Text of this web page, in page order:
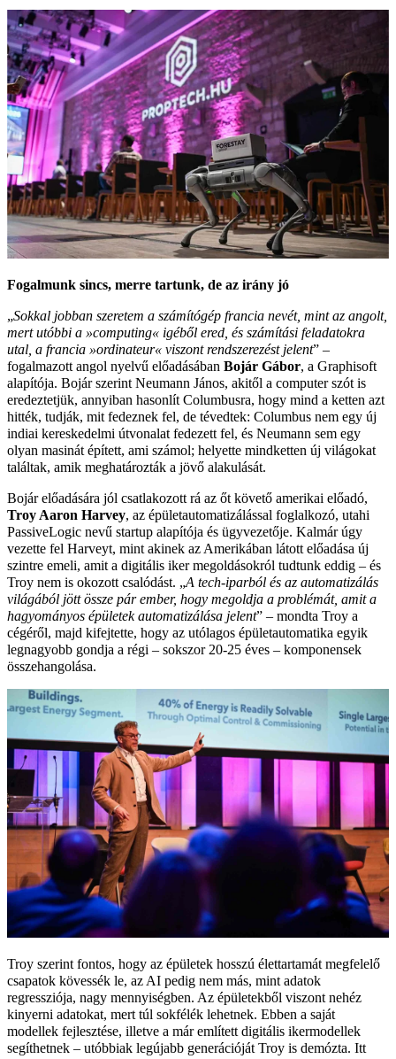
Fogalmunk sincs, merre tartunk, de az irány jó
„Sokkal jobban szeretem a számítógép francia nevét, mint az angolt,
mert utóbbi a »computing« igéből ered, és számítási feladatokra
utal, a francia »ordinateur« viszont rendszerezést jelent” –
fogalmazott angol nyelvű előadásában Bojár Gábor, a Graphisoft
alapítója. Bojár szerint Neumann János, akitől a computer szót is
eredeztetjük, annyiban hasonlít Columbusra, hogy mind a ketten azt
hitték, tudják, mit fedeznek fel, de tévedtek: Columbus nem egy új
indiai kereskedelmi útvonalat fedezett fel, és Neumann sem egy
olyan masinát épített, ami számol; helyette mindketten új világokat
találtak, amik meghatározták a jövő alakulását.
Bojár előadására jól csatlakozott rá az őt követő amerikai előadó,
Troy Aaron Harvey, az épületautomatizálással foglalkozó, utahi
PassiveLogic nevű startup alapítója és ügyvezetője. Kalmár úgy
vezette fel Harveyt, mint akinek az Amerikában látott előadása új
szintre emeli, amit a digitális iker megoldásokról tudtunk eddig – és
Troy nem is okozott csalódást. „A tech-iparból és az automatizálás
világából jött össze pár ember, hogy megoldja a problémát, amit a
hagyományos épületek automatizálása jelent” – mondta Troy a
cégéről, majd kifejtette, hogy az utólagos épületautomatika egyik
legnagyobb gondja a régi – sokszor 20-25 éves – komponensek
összehangolása.
Troy szerint fontos, hogy az épületek hosszú élettartamát megfelelő
csapatok kövessék le, az AI pedig nem más, mint adatok
regressziója, nagy mennyiségben. Az épületekből viszont nehéz
kinyerni adatokat, mert túl sokfélék lehetnek. Ebben a saját
modellek fejlesztése, illetve a már említett digitális ikermodellek
segíthetnek – utóbbiak legújabb generációját Troy is demózta. Itt